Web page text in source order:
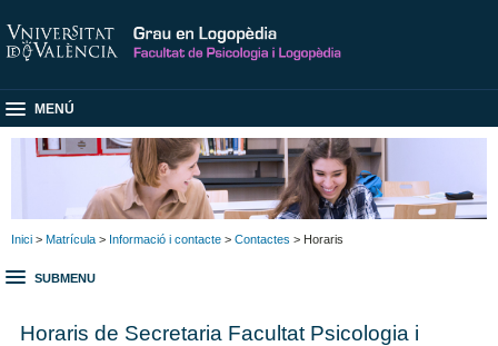
MENÚ
Inici > Matrícula > Informació i contacte > Contactes > Horaris
SUBMENU
Horaris de Secretaria Facultat Psicologia i